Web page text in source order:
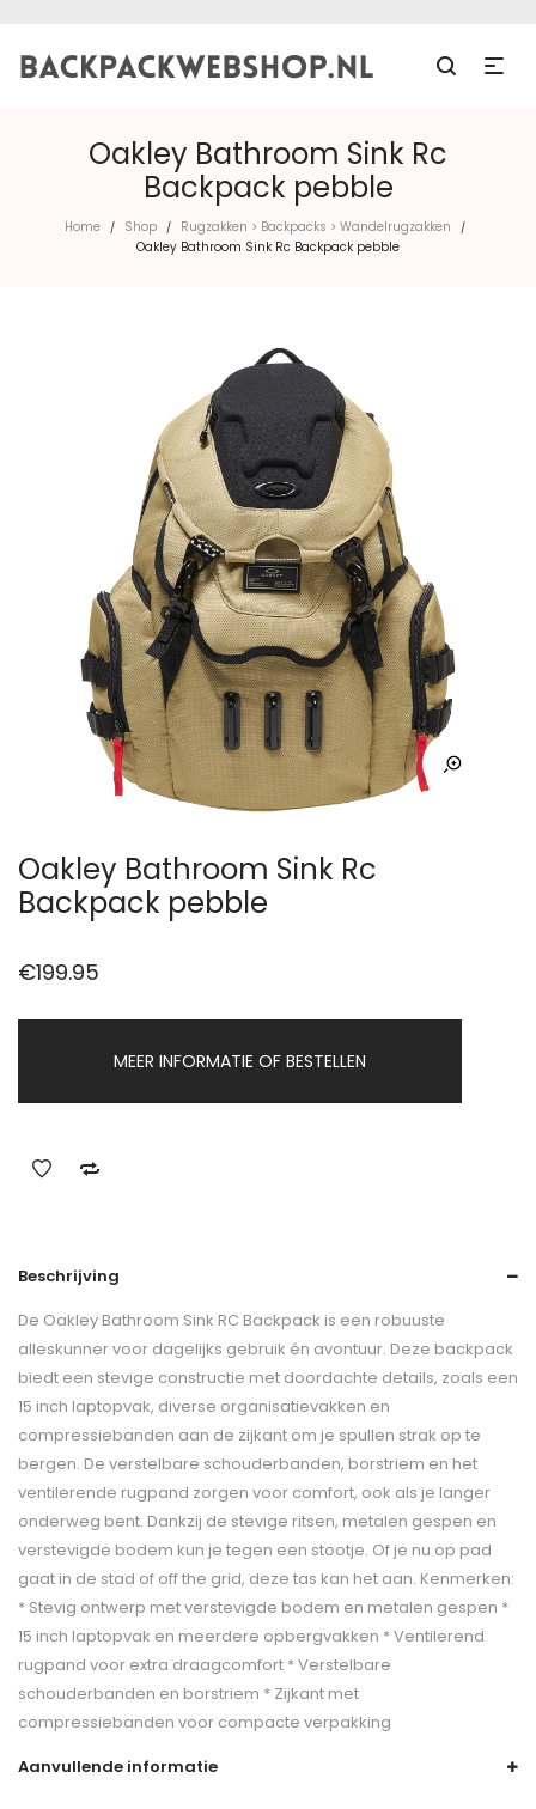
Oakley Bathroom Sink Rc
Backpack pebble
Home / Shop / Rugzakken > Backpacks > Wandelrugzakken /
Oakley Bathroom Sink Rc Backpack pebble
Oakley Bathroom Sink Rc
Backpack pebble
€199.95
MEER INFORMATIE OF BESTELLEN
Beschrijving
De Oakley Bathroom Sink RC Backpack is een robuuste
alleskunner voor dagelijks gebruik én avontuur. Deze backpack
biedt een stevige constructie met doordachte details, zoals een
15 inch laptopvak, diverse organisatievakken en
compressiebanden aan de zijkant om je spullen strak op te
bergen. De verstelbare schouderbanden, borstriem en het
ventilerende rugpand zorgen voor comfort, ook als je langer
onderweg bent. Dankzij de stevige ritsen, metalen gespen en
verstevigde bodem kun je tegen een stootje. Of je nu op pad
gaat in de stad of off the grid, deze tas kan het aan. Kenmerken:
* Stevig ontwerp met verstevigde bodem en metalen gespen *
15 inch laptopvak en meerdere opbergvakken * Ventilerend
rugpand voor extra draagcomfort * Verstelbare
schouderbanden en borstriem * Zijkant met
compressiebanden voor compacte verpakking
Aanvullende informatie